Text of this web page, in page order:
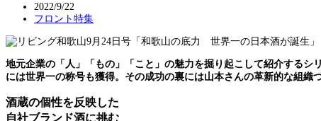
2022/9/22
フロント特集
地元企業の「人」「もの」「こと」の魅力を掘り起こして紹介する
には世界一の称号も獲得。その成功の裏には山本さんの革新的な組織
酒蔵の個性を反映した
自社ブランド酒に挑む